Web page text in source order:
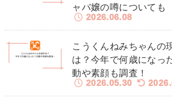
ャバ嬢の噂についても
2026.06.08
こうくんねみちゃんの
は？今年で何歳になっ
動や素顔も調査！
2026.05.30